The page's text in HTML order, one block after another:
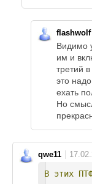
flashwolf
Видимо
им и
третий
это
ехать
Но
qwe11
В этих